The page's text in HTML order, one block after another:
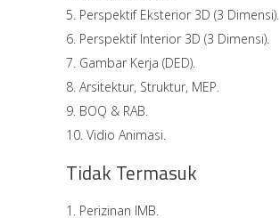
Perspektif Eksterior 3D (3 Dimensi).
Perspektif Interior 3D (3 Dimensi).
Gambar Kerja (DED).
Arsitektur, Struktur, MEP.
BOQ & RAB.
Vidio Animasi.
Tidak Termasuk
Perizinan IMB.